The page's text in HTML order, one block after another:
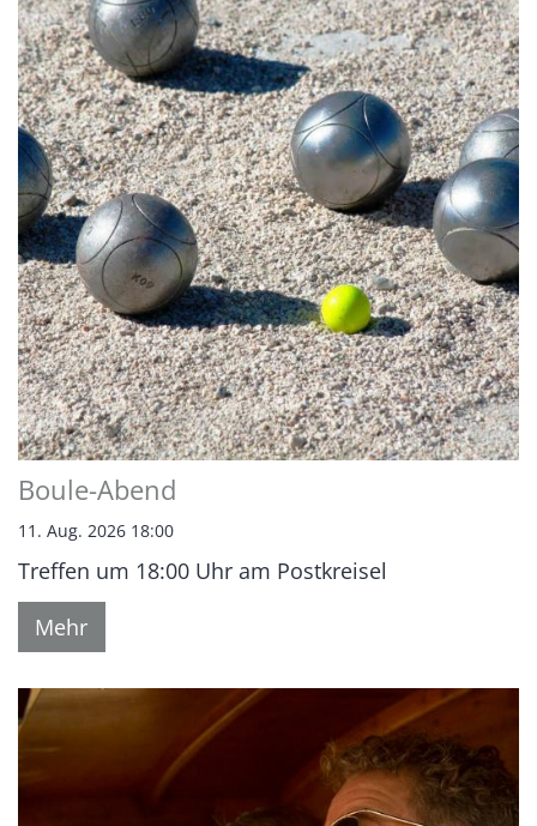
Boule-Abend
11. Aug. 2026 18:00
Treffen um 18:00 Uhr am Postkreisel
Mehr